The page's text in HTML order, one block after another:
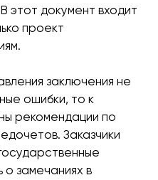
этот документ входит
проект
заключения не
ошибки, то к
рекомендации по
Заказчики
о замечаниях в